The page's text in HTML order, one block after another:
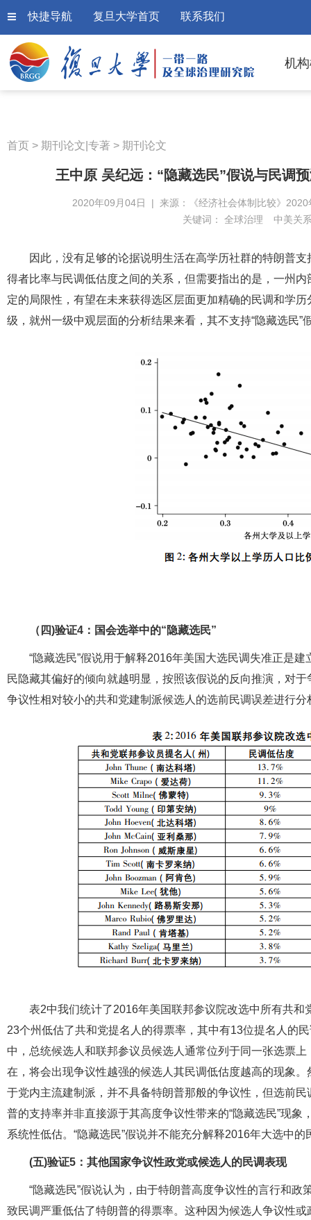
快捷导航 复旦大学首页 联系我们
机
首页 > 期刊论文|专著 > 期刊论文
王中原 吴纪远：“隐藏选民”假说与民
2020年09月04日 | 来源：《经济社会体制比较》
关键词： 全球治理 中美关
因此，没有足够的论据说明生活在高学历社群的特朗普
得者比率与民调低估度之间的关系，但需要指出的是，一州
定的局限性，有望在未来获得选区层面更加精确的民调和学
级，就州一级中观层面的分析结果来看，其不支持“隐藏选民”
（四)验证4：国会选举中的“隐藏选民”
“隐藏选民”假说用于解释2016年美国大选民调失准正是
民隐藏其偏好的倾向就越明显，按照该假说的反向推演，对
争议性相对较小的共和党建制派候选人的选前民调误差进行
表2中我们统计了2016年美国联邦参议院改选中所有共
23个州低估了共和党提名人的得票率，其中有13位提名人的
中，总统候选人和联邦参议员候选人通常位列于同一张选票
在，将会出现争议性越强的候选人其民调低估度越高的现象
于党内主流建制派，并不具备特朗普那般的争议性，但选前
普的支持率并非直接源于其高度争议性带来的“隐藏选民”现
系统性低估。“隐藏选民”假说并不能充分解释2016年大选中的
(五)验证5：其他国家争议性政党或候选人的民调表现
“隐藏选民”假说认为，由于特朗普高度争议性的言行和
致民调严重低估了特朗普的得票率。这种因为候选人争议性